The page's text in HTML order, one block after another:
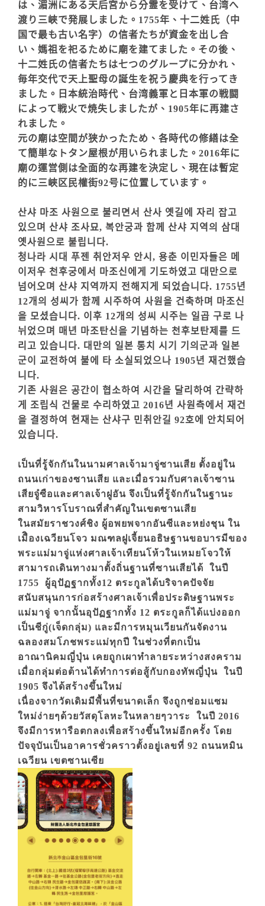
は、湄洲にある天后宮から分霊を受けて、台湾へ
渡り三峽で発展しました。1755年、十二姓氏（中
国で最も古い名字）の信者たちが資金を出し合
い、媽祖を祀るために廟を建てました。その後、
十二姓氏の信者たちは七つのグループに分かれ、
毎年交代で天上聖母の誕生を祝う慶典を行ってき
ました。日本統治時代、台湾義軍と日本軍の戦闘
によって戦火で焼失しましたが、1905年に再建さ
れました。
元の廟は空間が狭かったため、各時代の修繕は全
て簡単なトタン屋根が用いられました。2016年に
廟の運営側は全面的な再建を決定し、現在は暫定
的に三峽区民權街92号に位置しています。
산샤 마조 사원으로 불리면서 산사 옛길에 자리 잡고
있으며 산샤 조사묘, 복안궁과 함께 산샤 지역의 삼대
옛사원으로 불립니다.
청나라 시대 푸젠 취안저우 안시, 용춘 이민자들은 메
이저우 천후궁에서 마조신에게 기도하였고 대만으로
넘어오며 산샤 지역까지 전해지게 되었습니다. 1755년
12개의 성씨가 함께 시주하여 사원을 건축하며 마조신
을 모셨습니다. 이후 12개의 성씨 시주는 일곱 구로 나
뉘었으며 매년 마조탄신을 기념하는 천후보탄제를 드
리고 있습니다. 대만의 일본 통치 시기 기의군과 일본
군이 교전하여 불에 타 소실되었으나 1905년 재건했습
니다.
기존 사원은 공간이 협소하여 시간을 달리하여 간략하
게 조립식 건물로 수리하였고 2016년 사원측에서 재건
을 결정하여 현재는 산샤구 민취안길 92호에 안치되어
있습니다.
เป็นที่รู้จักกันในนามศาลเจ้ามาจู่ซานเสีย ตั้งอยู่ใน
ถนนเก่าของซานเสีย และเมื่อรวมกับศาลเจ้าซาน
เสียจู๋ซือและศาลเจ้าฝูอัน จึงเป็นที่รู้จักกันในฐานะ
สามวิหารโบราณที่สำคัญในเขตซานเสีย
ในสมัยราชวงศ์ชิง ผู้อพยพจากอันซีและหย่งชุน ใน
เมืิองเฉวียนโจว มณฑลฝูเจี้ยนอธิษฐานขอบารมีของ
พระแม่มาจู่แห่งศาลเจ้าเทียนโห้วในเหมยโจวให้
สามารถเดินทางมาตั้งถิ่นฐานที่ซานเสียได้ ในปี
1755 ผู้อุปัฏฐากทั้ง12 ตระกูลได้บริจาคปัจจัย
สนับสนุนการก่อสร้างศาลเจ้าเพื่อประดิษฐานพระ
แม่มาจู่ จากนั้นอุปัฏฐากทั้ง 12 ตระกูลก็ได้แบ่งออก
เป็นชีกู่(เจ็ดกลุ่ม) และมีการหมุนเวียนกันจัดงาน
ฉลองสมโภชพระแม่ทุกปี ในช่วงที่ตกเป็น
อาณานิคมญี่ปุ่น เคยถูกเผาทำลายระหว่างสงคราม
เมื่อกลุ่มต่อต้านได้ทำการต่อสู้กับกองทัพญี่ปุ่น ในปี
1905 จึงได้สร้างขึ้นใหม่
เนื่องจากวัดเดิมมีพื้นที่ขนาดเล็ก จึงถูกซ่อมแซม
ใหม่ง่ายๆด้วยวัสดุโลหะในหลายๆวาระ ในปี 2016
จึงมีการหารือตกลงเพื่อสร้างขึ้นใหม่อีกครั้ง โดย
ปัจจุบันเป็นอาคารชั่วคราวตั้งอยู่เลขที่ 92 ถนนหมิน
เฉวียน เขตซานเซีย